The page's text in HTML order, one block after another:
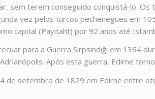
sem terem conseguido conquistá-lo. Os
vez pelos turcos pechenegues em
capital (Payitaht) por 92 anos até
para a Guerra Sırpsındığı em 1364
Após esta guerra, Edirne
de setembro de 1829 em Edirne entre